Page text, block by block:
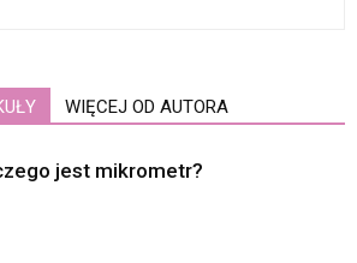
WIĘCEJ OD AUTORA
jest mikrometr?